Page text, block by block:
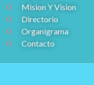
Mision Y Vision
Directorio
Organigrama
Contacto